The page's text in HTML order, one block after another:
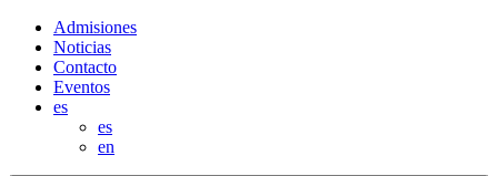
Admisiones
Noticias
Contacto
Eventos
es
es
en